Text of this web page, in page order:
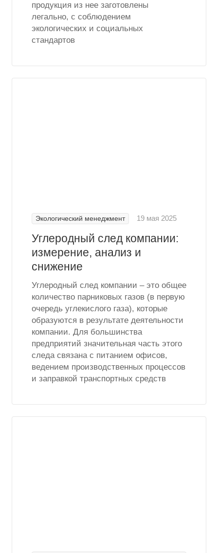
продукция из нее заготовлены
легально, с соблюдением
экологических и социальных
стандартов
Экологический менеджмент 19 мая 2025
Углеродный след компании:
измерение, анализ и
снижение
Углеродный след компании – это общее
количество парниковых газов (в первую
очередь углекислого газа), которые
образуются в результате деятельности
компании. Для большинства
предприятий значительная часть этого
следа связана с питанием офисов,
ведением производственных процессов
и заправкой транспортных средств